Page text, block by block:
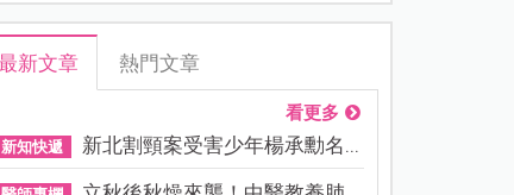
新文章 熱門文章
看更多
新知快遞 新北割頸案受害少年楊承勳名...